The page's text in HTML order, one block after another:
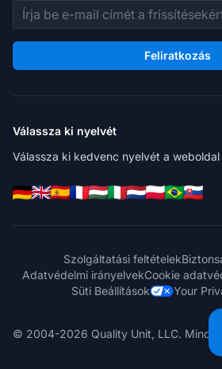
E-mail cím
Feliratkozás
Válassza ki nyelvét
Válassza ki kedvenc nyelvét a
Szolgáltatási feltételek
Adatvédelmi irányelvekCookie
Süti Beállítások
Your
© 2004-2026 Quality Unit, LLC.